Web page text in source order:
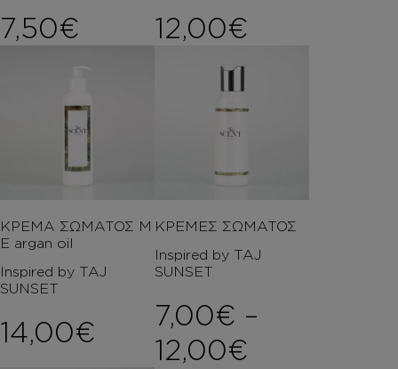
7,50€ 12,00€
ΚΡΕΜΑ ΣΩΜΑΤΟΣ Μ
Ε argan oil
Inspired by TAJ
SUNSET
14,00€
ΚΡΕΜΕΣ ΣΩΜΑΤΟΣ
Inspired by TAJ
SUNSET
7,00€ –
12,00€